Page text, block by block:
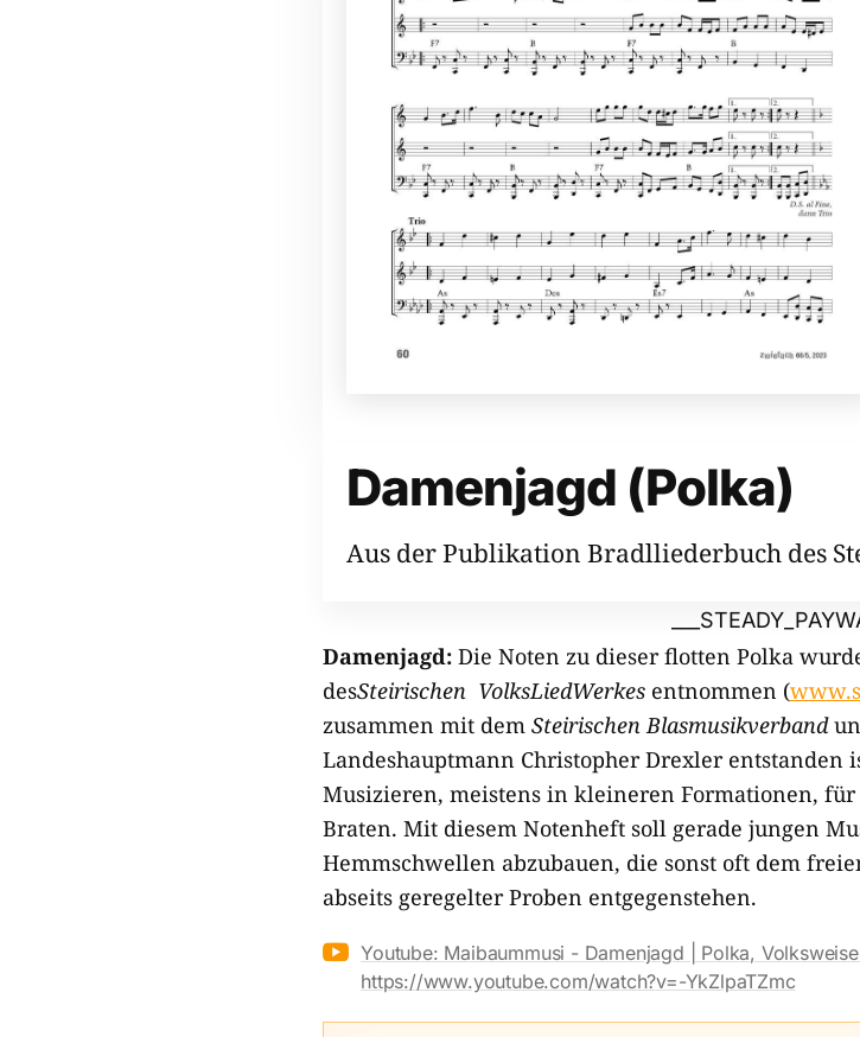
Damenjagd (Polka)
Aus der Publikation Bradlliederbuch des
Damenjagd: Die Noten zu dieser flotten Polka
desSteirischen VolksLiedWerkes entnommen (
zusammen mit dem Steirischen Blasmusikverband
Landeshauptmann Christopher Drexler entstanden
Musizieren, meistens in kleineren Formationen,
Braten. Mit diesem Notenheft soll gerade jungen
Hemmschwellen abzubauen, die sonst oft dem
abseits geregelter Proben entgegenstehen.
 Youtube: Maibaummusi - Damenjagd | Polka,
https://www.youtube.com/watch?v=-YkZlpaTZmc